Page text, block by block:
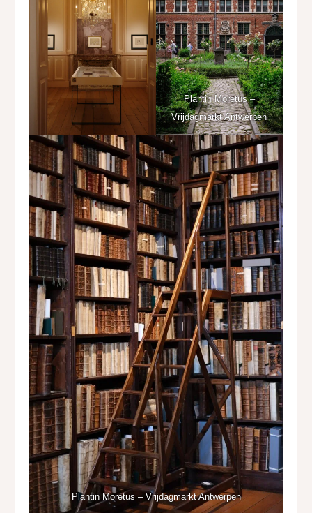
Plantin Moretus –
Vrijdagmarkt Antwerpen
Plantin Moretus – Vrijdagmarkt Antwerpen